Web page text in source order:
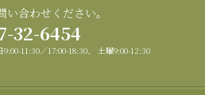
い合わせください。
32-6454
9:00-11:30／17:00-18:30、 土曜9:00-12:30